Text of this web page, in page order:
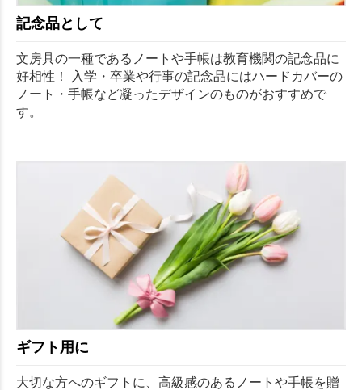
記念品として
文房具の一種であるノートや手帳は教育機関の記念品に
好相性！ 入学・卒業や行事の記念品にはハードカバーの
ノート・手帳など凝ったデザインのものがおすすめで
す。
ギフト用に
大切な方へのギフトに、高級感のあるノートや手帳を贈